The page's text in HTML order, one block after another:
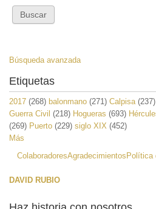
Búsqueda avanzada
Etiquetas
2017 (268) balonmano (271) Calpisa(237)
Guerra Civil (218) Hogueras (693)
(269) Puerto (229) siglo XIX (452)
Más
ColaboradoresAgradecimientosPolítica
DAVID RUBIO